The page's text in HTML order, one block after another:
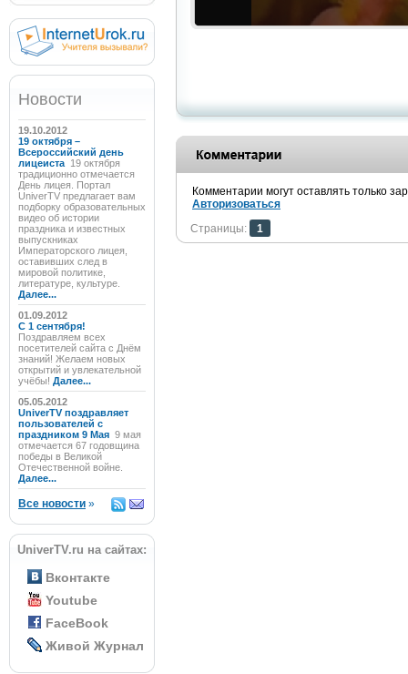
Новости
19.10.2012
19 октября –
Всероссийский день
лицеиста 19 октября
традиционно отмечается
День лицея. Портал
UniverTV предлагает вам
подборку образовательных
видео об истории
праздника и известных
выпускниках
Императорского лицея,
оставивших след в
мировой политике,
литературе, культуре.
Далее...
01.09.2012
C 1 сентября!
Поздравляем всех
посетителей сайта с Днём
знаний! Желаем новых
открытий и увлекательной
учёбы! Далее...
05.05.2012
UniverTV поздравляет
пользователей с
праздником 9 Мая 9 мая
отмечается 67 годовщина
победы в Великой
Отечественной войне.
Далее...
Все новости »
UniverTV.ru на сайтах:
Вконтакте
Youtube
FaceBook
Живой Журнал
Комментарии могут оставлять только
Авторизоваться
Страницы:
1